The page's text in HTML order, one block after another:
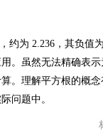
约为 2.236，其负值
。虽然无法精确表
。理解平方根的概
问题中。